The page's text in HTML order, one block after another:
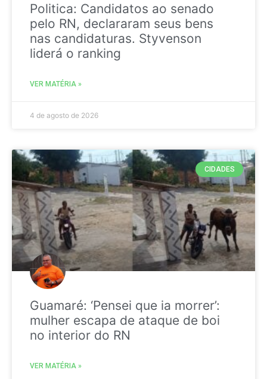
Politica: Candidatos ao senado
pelo RN, declararam seus bens
nas candidaturas. Styvenson
liderá o ranking
VER MATÉRIA »
4 de agosto de 2026
CIDADES
Guamaré: ‘Pensei que ia morrer’:
mulher escapa de ataque de boi
no interior do RN
VER MATÉRIA »